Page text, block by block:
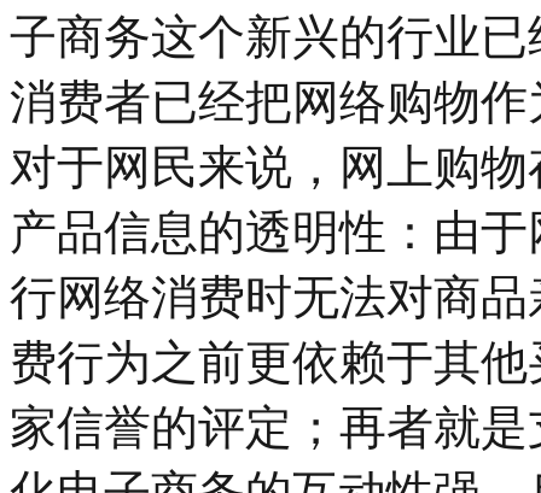
子商务这个新兴的行业
消费者已经把网络购物
对于网民来说，网上购
产品信息的透明性：由
行网络消费时无法对商
费行为之前更依赖于其
家信誉的评定；再者就